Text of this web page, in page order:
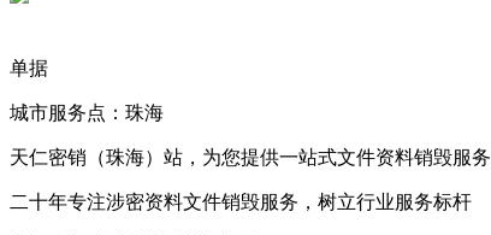
单据
城市服务点：珠海
天仁密销（珠海）站，为您提供一站式文件资料销毁服务
二十年专注涉密资料文件销毁服务，树立行业服务标杆